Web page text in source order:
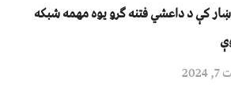
کې د داعشي فتنه ګرو يوه مهمه شبکه